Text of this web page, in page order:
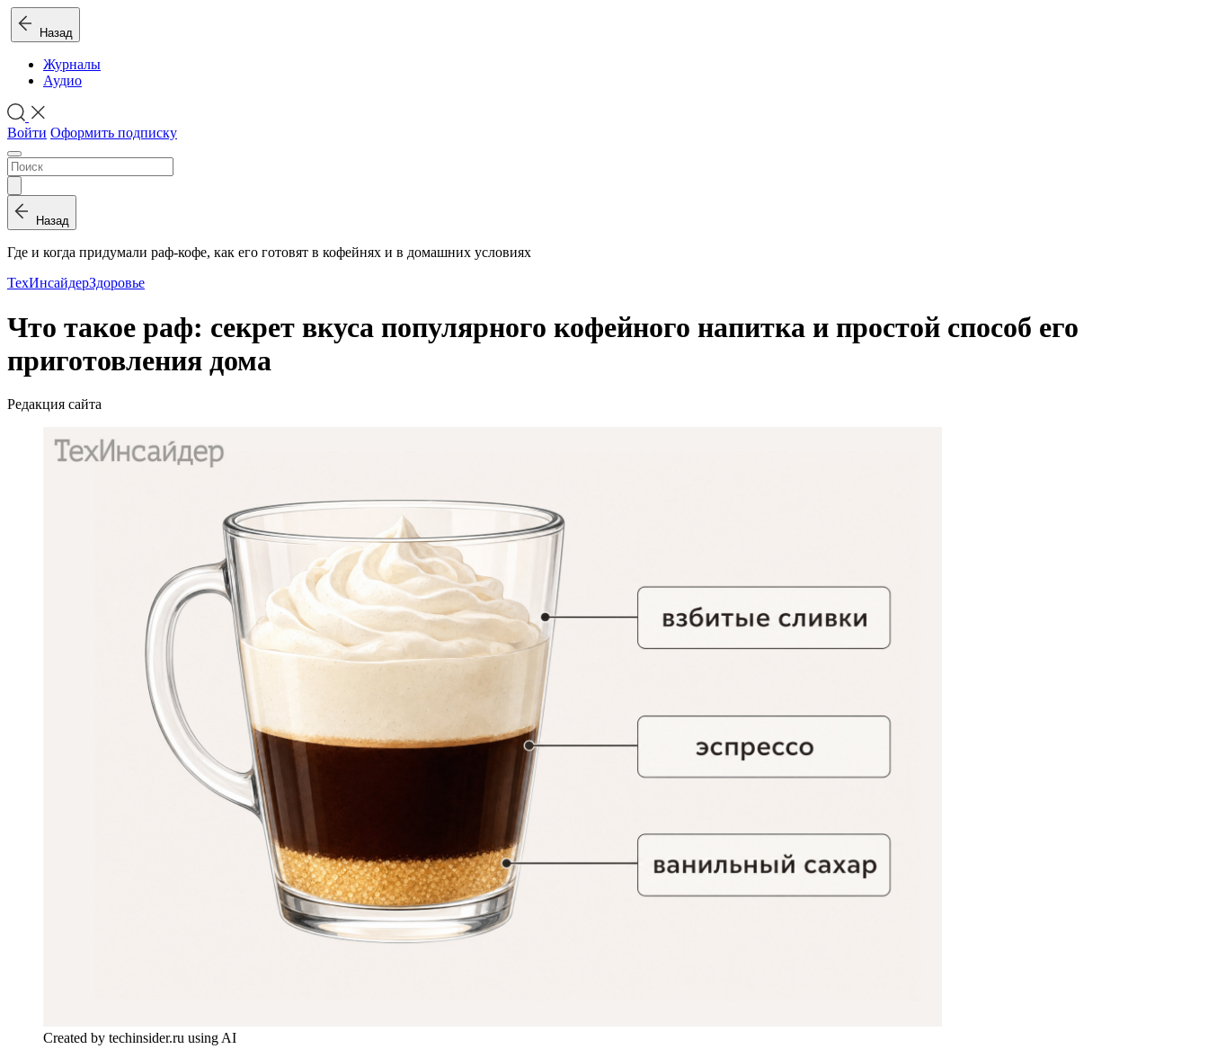
Назад
Журналы
Аудио
Войти Оформить подписку
Назад
Где и когда придумали раф-кофе, как его готовят в кофейнях и в домашних условиях
ТехИнсайдерЗдоровье
Что такое раф: секрет вкуса популярного кофейного напитка и простой способ его
приготовления дома
Редакция сайта
Created by techinsider.ru using AI